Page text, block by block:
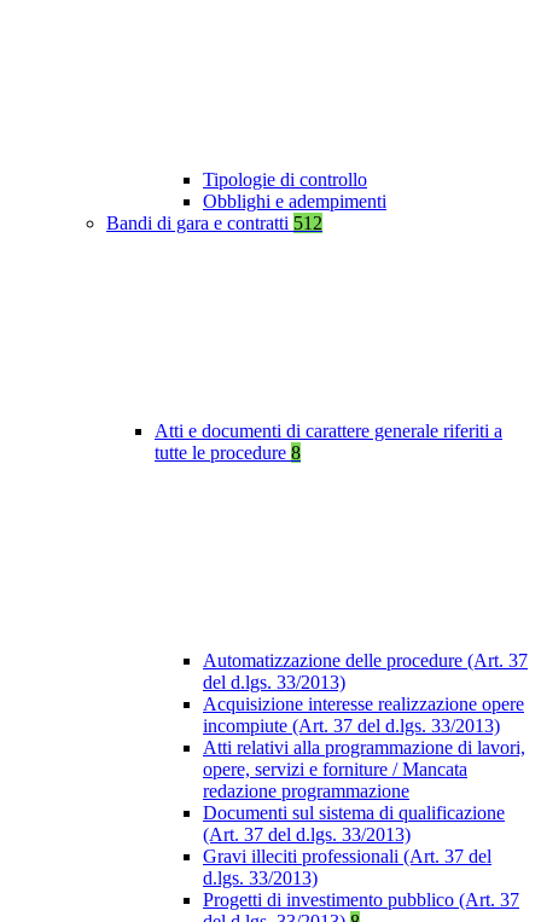
Tipologie di controllo
Obblighi e adempimenti
Bandi di gara e contratti 512
Atti e documenti di carattere generale riferiti a
tutte le procedure 8
Automatizzazione delle procedure (Art. 37
del d.lgs. 33/2013)
Acquisizione interesse realizzazione opere
incompiute (Art. 37 del d.lgs. 33/2013)
Atti relativi alla programmazione di lavori,
opere, servizi e forniture / Mancata
redazione programmazione
Documenti sul sistema di qualificazione
(Art. 37 del d.lgs. 33/2013)
Gravi illeciti professionali (Art. 37 del
d.lgs. 33/2013)
Progetti di investimento pubblico (Art. 37